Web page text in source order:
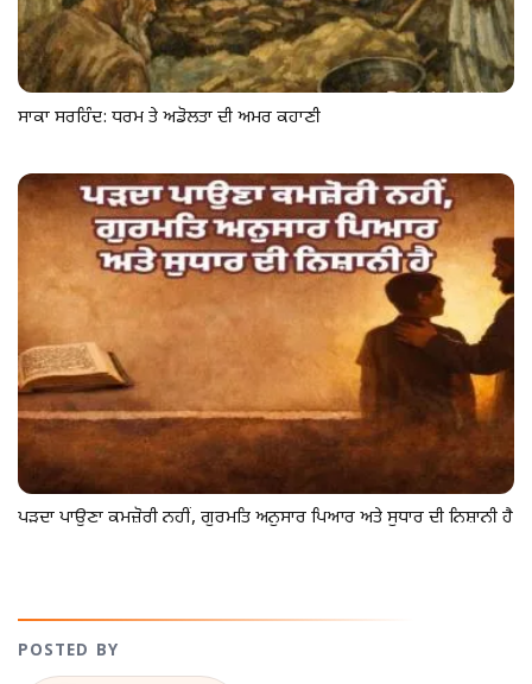
ਸਾਕਾ ਸਰਹਿੰਦ: ਧਰਮ ਤੇ ਅਡੋਲਤਾ ਦੀ ਅਮਰ ਕਹਾਣੀ
ਪੜਦਾ ਪਾਉਣਾ ਕਮਜ਼ੋਰੀ ਨਹੀਂ, ਗੁਰਮਤਿ ਅਨੁਸਾਰ ਪਿਆਰ ਅਤੇ ਸੁਧਾਰ ਦੀ ਨਿਸ਼ਾਨੀ ਹੈ
POSTED BY